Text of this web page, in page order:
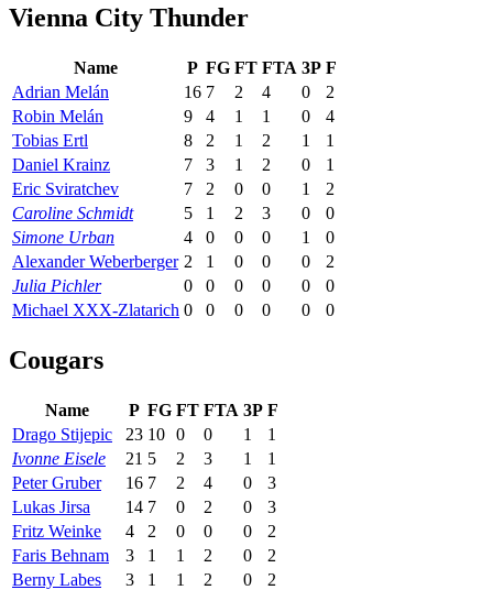
Vienna City Thunder
Name P FG FT FTA 3P F
Adrian Melán
16 7 2 4 0
2
Robin Melán
9 4 1 1 0
4
Tobias Ertl
8 2 1 2 1
1
Daniel Krainz
7 3 1 2 0
1
Eric Sviratchev
7 2 0 0 1
2
Caroline Schmidt
5 1 2 3 0
0
Simone Urban
4 0 0 0 1
0
Alexander Weberberger 2 1 0 0 0
2
Julia Pichler
0 0 0 0 0
0
Michael XXX-Zlatarich 0 0 0 0 0 0
Cougars
Name P FG FT FTA 3P F
Drago Stijepic
23 10 0 0 1
1
Ivonne Eisele
21 5 2 3 1
1
Peter Gruber
16 7 2 4 0
3
Lukas Jirsa
14 7 0 2 0
3
Fritz Weinke
4 2 0 0 0
2
Faris Behnam
3 1 1 2 0
2
Berny Labes
3 1 1 2 0
2